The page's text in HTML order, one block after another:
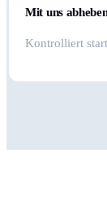
Mit uns
Kontrolliert